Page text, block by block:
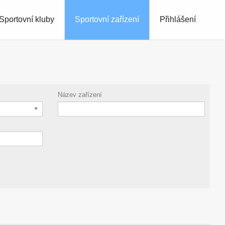
Přihlášení
Sportovní kluby Sportovní zařízení
Název zařízení